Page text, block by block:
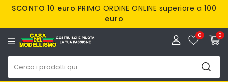
SCONTO 10 euro PRIMO ORDINE ONLINE superiore a 100
euro
0
0